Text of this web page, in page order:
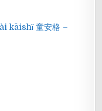
kāishǐ 童安格 –